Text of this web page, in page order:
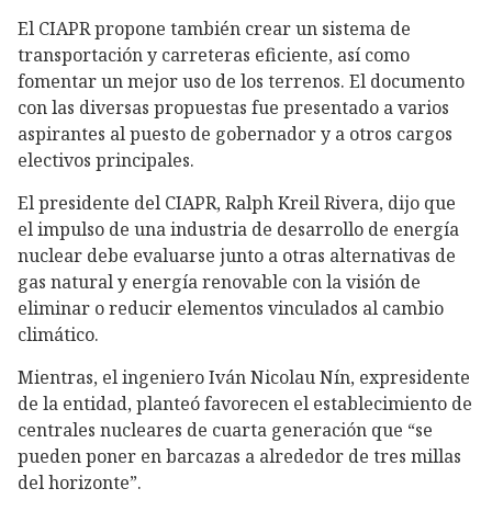
El CIAPR propone también crear un sistema de
transportación y carreteras eficiente, así como
fomentar un mejor uso de los terrenos. El documento
con las diversas propuestas fue presentado a varios
aspirantes al puesto de gobernador y a otros cargos
electivos principales.
El presidente del CIAPR, Ralph Kreil Rivera, dijo que
el impulso de una industria de desarrollo de energía
nuclear debe evaluarse junto a otras alternativas de
gas natural y energía renovable con la visión de
eliminar o reducir elementos vinculados al cambio
climático.
Mientras, el ingeniero Iván Nicolau Nín, expresidente
de la entidad, planteó favorecen el establecimiento de
centrales nucleares de cuarta generación que “se
pueden poner en barcazas a alrededor de tres millas
del horizonte”.